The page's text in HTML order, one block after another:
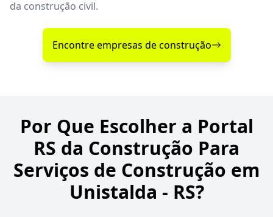
da construção civil.
Encontre empresas de construção
Por Que Escolher a Portal
RS da Construção Para
Serviços de Construção em
Unistalda - RS?